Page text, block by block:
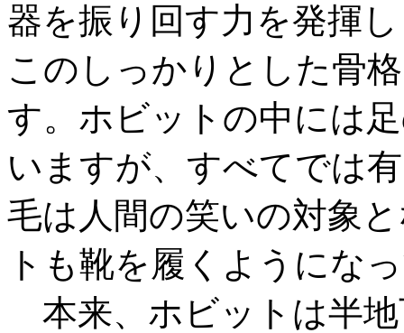
器を振り回す力を発揮
このしっかりとした骨
す。ホビットの中には
いますが、すべてでは
毛は人間の笑いの対象
トも靴を履くようにな
本来、ホビットは半